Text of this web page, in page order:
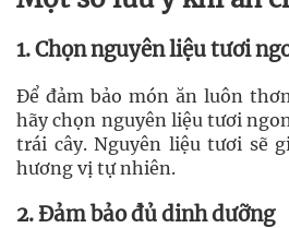
1. Chọn nguyên liệu tươi
Để đảm bảo món ăn luôn
hãy chọn nguyên liệu tươi
trái cây. Nguyên liệu tươi sẽ
hương vị tự nhiên.
2. Đảm bảo đủ dinh dưỡng